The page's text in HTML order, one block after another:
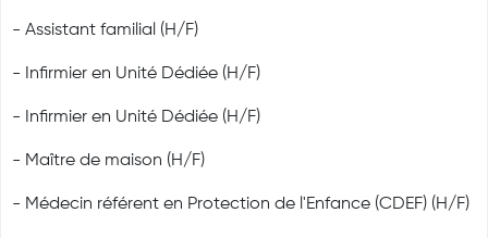
- Assistant familial (H/F)
- Infirmier en Unité Dédiée (H/F)
- Infirmier en Unité Dédiée (H/F)
- Maître de maison (H/F)
- Médecin référent en Protection de l'Enfance (CDEF) (H/F)